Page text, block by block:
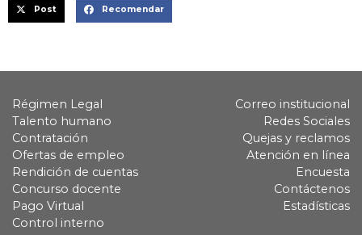
Post Recomendar
Régimen Legal
Talento humano
Contratación
Ofertas de empleo
Rendición de cuentas
Concurso docente
Pago Virtual
Control interno
Correo institucional
Redes Sociales
Quejas y reclamos
Atención en línea
Encuesta
Contáctenos
Estadísticas